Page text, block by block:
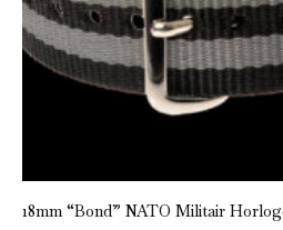
18mm “Bond” NATO Militair